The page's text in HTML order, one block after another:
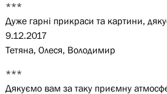
***
Дуже гарні прикраси та картини,
9.12.2017
Тетяна, Олеся, Володимир
***
Дякуємо вам за таку приємну